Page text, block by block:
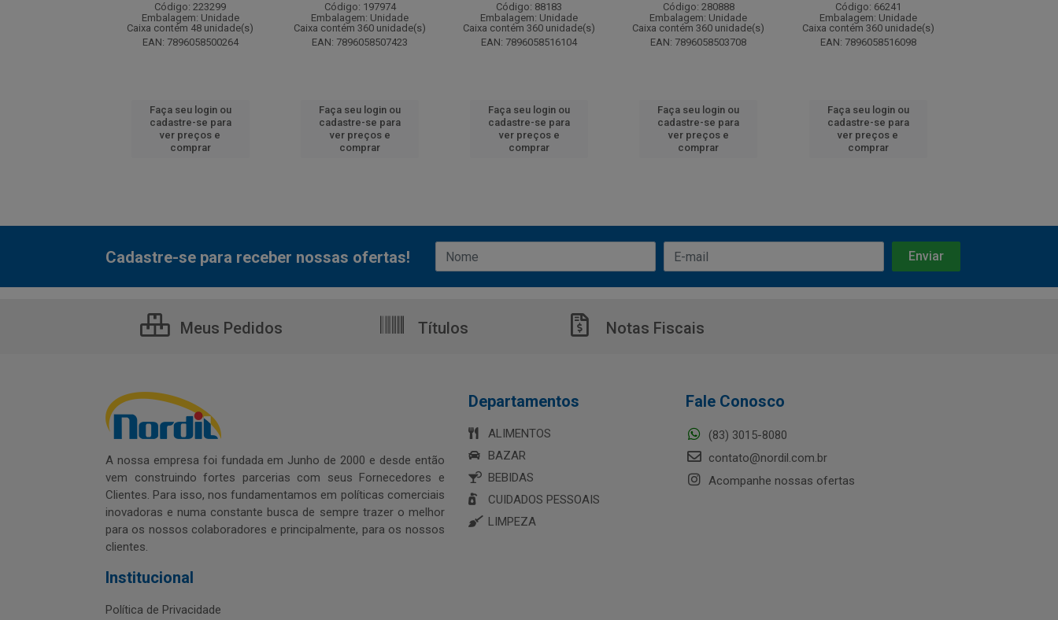
Código: 223299
Embalagem: Unidade
Caixa contém 48 unidade(s)
EAN: 7896058500264
Faça seu login ou
cadastre-se para
ver preços e
comprar
Código: 197974
Embalagem: Unidade
Caixa contém 360 unidade(s)
EAN: 7896058507423
Faça seu login ou
cadastre-se para
ver preços e
comprar
Código: 88183
Embalagem: Unidade
Caixa contém 360 unidade(s)
EAN: 7896058516104
Faça seu login ou
cadastre-se para
ver preços e
comprar
Código: 280888
Embalagem: Unidade
Caixa contém 360 unidade(s)
EAN: 7896058503708
Faça seu login ou
cadastre-se para
ver preços e
comprar
Código: 66241
Embalagem: Unidade
Caixa contém 360 unidade(s)
EAN: 7896058516098
Faça seu login ou
cadastre-se para
ver preços e
comprar
Cadastre-se para receber nossas ofertas!
Meus Pedidos Títulos Notas Fiscais
A nossa empresa foi fundada em Junho de 2000 e desde então
vem construindo fortes parcerias com seus Fornecedores e
Clientes. Para isso, nos fundamentamos em políticas comerciais
inovadoras e numa constante busca de sempre trazer o melhor
para os nossos colaboradores e principalmente, para os nossos
clientes.
Institucional
Política de Privacidade
Departamentos
ALIMENTOS
BAZAR
BEBIDAS
CUIDADOS PESSOAIS
LIMPEZA
Fale Conosco
(83) 3015-8080
contato@nordil.com.br
Acompanhe nossas ofertas